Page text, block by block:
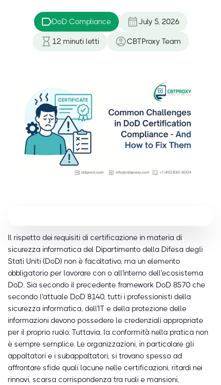
DoD Compliance July 5, 2026
12 minuti letti CBTProxy Team
Il rispetto dei requisiti di certificazione in materia di
sicurezza informatica del Dipartimento della Difesa degli
Stati Uniti (DoD) non è facoltativo, ma un elemento
obbligatorio per lavorare con o all'interno dell'ecosistema
DoD. Sia secondo il precedente framework DoD 8570 che
secondo l'attuale DoD 8140, tutti i professionisti della
sicurezza informatica, dell'IT e della protezione delle
informazioni devono possedere le credenziali appropriate
per il proprio ruolo. Tuttavia, la conformità nella pratica non
è sempre semplice. Le organizzazioni, in particolare gli
appaltatori e i subappaltatori, si trovano spesso ad
affrontare sfide quali lacune nelle certificazioni, ritardi nei
rinnovi, scarsa corrispondenza tra ruoli e mansioni,